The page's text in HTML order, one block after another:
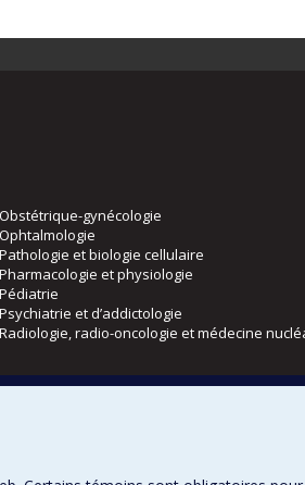
Obstétrique-gynécologie
Ophtalmologie
Pathologie et biologie cellulaire
Pharmacologie et physiologie
Pédiatrie
Psychiatrie et d’addictologie
Radiologie, radio-oncologie et médecine